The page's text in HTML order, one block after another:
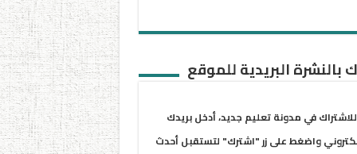
بالنشرة البريدية للموقع
للاشتراك في مدونة تعليم جديد، أدخل بريدك
واضغط على زر "اشترك" لتستقبل أحدث